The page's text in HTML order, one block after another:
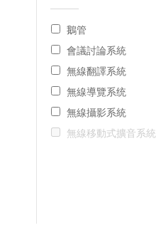
鵝管
會議討論系統
無線翻譯系統
無線導覽系统
無線攝影系統
無線移動式擴音系統